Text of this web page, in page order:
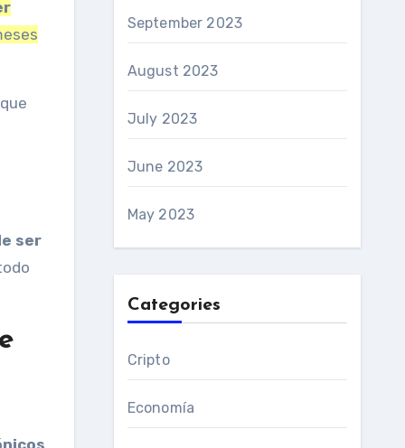
ser
September 2023
August 2023
July 2023
June 2023
May 2023
Categories
Cripto
Economía